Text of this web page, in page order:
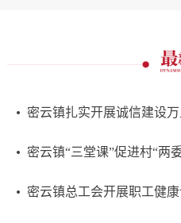
密云镇扎实开展诚信建设
密云镇“三堂课”促进村“两
密云镇总工会开展职工健